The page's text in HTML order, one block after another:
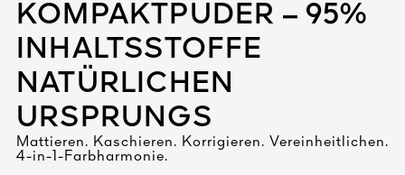
KOMPAKTPUDER – 95%
INHALTSSTOFFE
NATÜRLICHEN
URSPRUNGS
Mattieren. Kaschieren. Korrigieren. Vereinheitlichen.
4-in-1-Farbharmonie.